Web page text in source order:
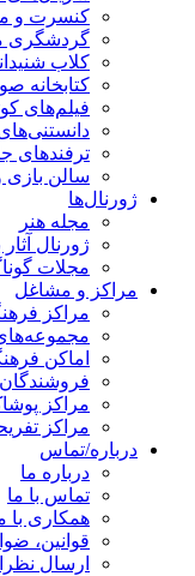
کنسرت و
گردشگری
کلاب
کتابخانه
فیلم‌های
ترفندهای
سالن بازی
ژورنال‌ها
مجله هنر
ژورنال
مجلات
مراکز و مشاغل
مراکز
اماکن
فروشندگان
مراکز
مراکز
درباره/تماس
درباره ما
تماس با ما
همکاری با
قوانین،
ارسال